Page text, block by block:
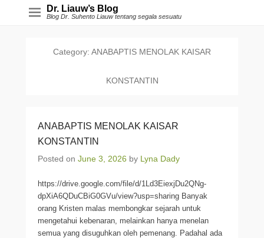
Dr. Liauw’s Blog
Blog Dr. Suhento Liauw tentang segala sesuatu
Category: ANABAPTIS MENOLAK KAISAR
KONSTANTIN
ANABAPTIS MENOLAK KAISAR
KONSTANTIN
Posted on June 3, 2026 by Lyna Dady
https://drive.google.com/file/d/1Ld3EiexjDu2QNg-
dpXiA6QDuCBiG0GVu/view?usp=sharing Banyak
orang Kristen malas membongkar sejarah untuk
mengetahui kebenaran, melainkan hanya menelan
semua yang disuguhkan oleh pemenang. Padahal ada